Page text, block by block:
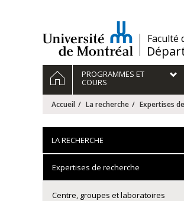
/Faculté
Navigation
principale
ACCUEILPROGRAMMES ET
COURS
Accueil La recherche Expertises
LA RECHERCHE
Expertises de recherche
Centre, groupes et laboratoires